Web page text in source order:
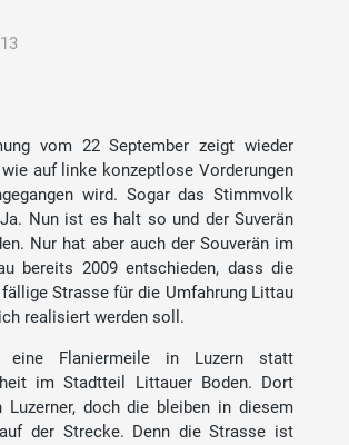
vom 22 September zeigt wieder
auf linke konzeptlose Vorderungen
wird. Sogar das Stimmvolk
Nun ist es halt so und der Suverän
Nur hat aber auch der Souverän im
bereits 2009 entschieden, dass die
Strasse für die Umfahrung Littau
realisiert werden soll.
eine Flaniermeile in Luzern statt
im Stadtteil Littauer Boden. Dort
Luzerner, doch die bleiben in diesem
der Strecke. Denn die Strasse ist